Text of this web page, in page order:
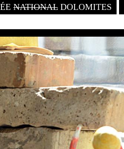
NATIONAL DOLOMITES